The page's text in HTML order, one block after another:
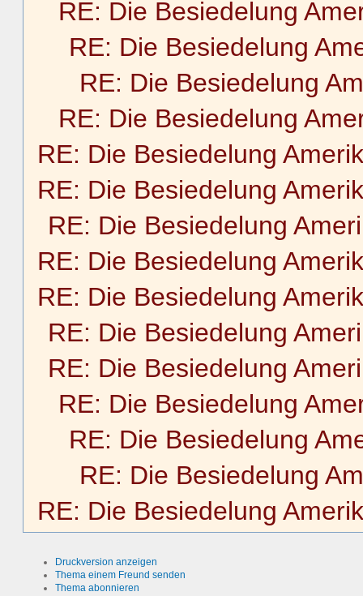
RE: Die Besiedelung
RE: Die Besiedelung
RE: Die Besiedelung
RE: Die Besiedelung
RE: Die Besiedelung
RE: Die Besiedelung
RE: Die Besiedelung
RE: Die Besiedelung
RE: Die Besiedelung
RE: Die Besiedelung
RE: Die Besiedelung
RE: Die Besiedelung
RE: Die Besiedelung
RE: Die Besiedelung
RE: Die Besiedelung
Druckversion anzeigen
Thema einem Freund senden
Thema abonnieren